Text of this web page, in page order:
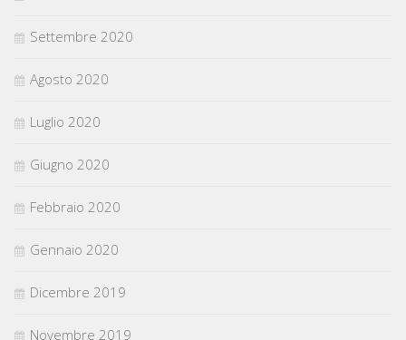
Settembre 2020
Agosto 2020
Luglio 2020
Giugno 2020
Febbraio 2020
Gennaio 2020
Dicembre 2019
Novembre 2019